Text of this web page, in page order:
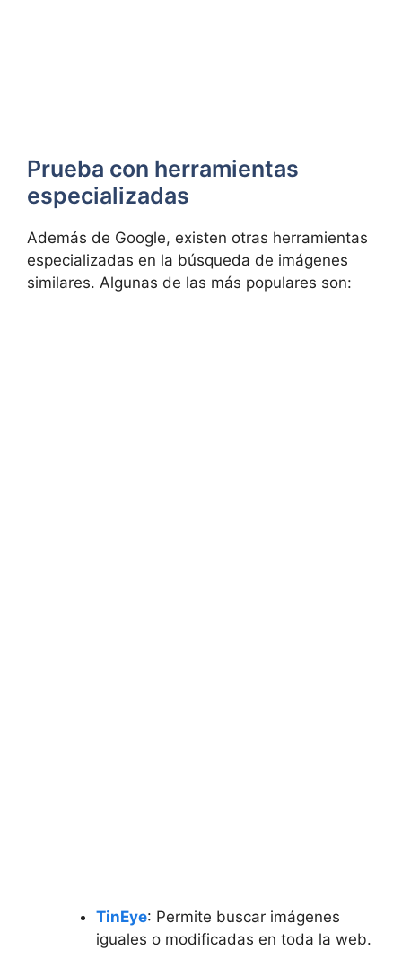
Prueba con herramientas
especializadas
Además de Google, existen otras ⁤herramientas
especializadas en la búsqueda de imágenes
similares. Algunas de las más populares son:
TinEye: Permite buscar imágenes
iguales o ⁢modificadas en toda la web.